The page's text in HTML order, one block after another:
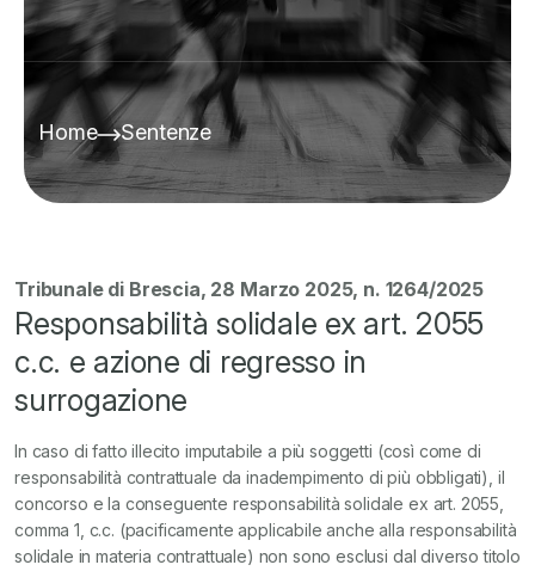
Home Sentenze
Tribunale di Brescia, 28 Marzo 2025, n. 1264/2025
Responsabilità solidale ex art. 2055
c.c. e azione di regresso in
surrogazione
In caso di fatto illecito imputabile a più soggetti (così come di
responsabilità contrattuale da inadempimento di più obbligati), il
concorso e la conseguente responsabilità solidale ex art. 2055,
comma 1, c.c. (pacificamente applicabile anche alla responsabilità
solidale in materia contrattuale) non sono esclusi dal diverso titolo